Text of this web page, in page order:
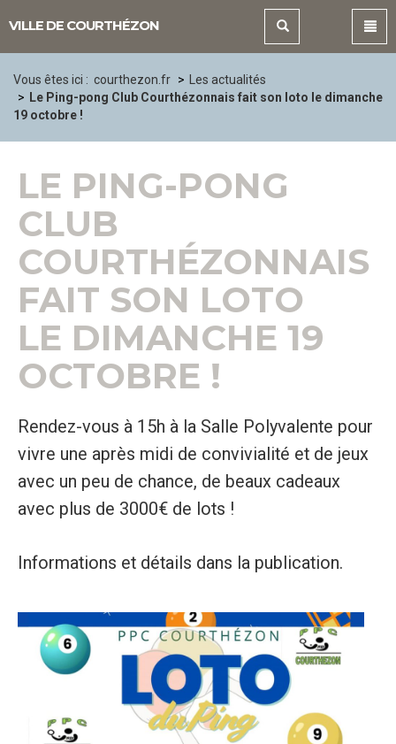
VILLE DE COURTHÉZON
Vous êtes ici : courthezon.fr
Les actualités
Le Ping-pong Club Courthézonnais fait son loto le dimanche
19 octobre !
LE PING-PONG
CLUB
COURTHÉZONNAIS
FAIT SON LOTO
LE DIMANCHE 19
OCTOBRE !
Rendez-vous à 15h à la Salle Polyvalente pour
vivre une après midi de convivialité et de jeux
avec un peu de chance, de beaux cadeaux
avec plus de 3000€ de lots !
Informations et détails dans la publication.